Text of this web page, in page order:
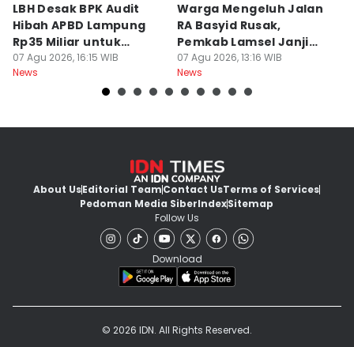
LBH Desak BPK Audit
Hibah APBD Lampung
Rp35 Miliar untuk
Kejaksaan
07 Agu 2026, 16:15 WIB
News
Warga Mengeluh Jalan
RA Basyid Rusak,
Pemkab Lamsel Janji
Segera Perbaiki
07 Agu 2026, 13:16 WIB
News
About UsEditorial TeamContact UsTerms of Services
Pedoman Media SiberIndexSitemap
Follow Us
Download
© 2026 IDN. All Rights Reserved.